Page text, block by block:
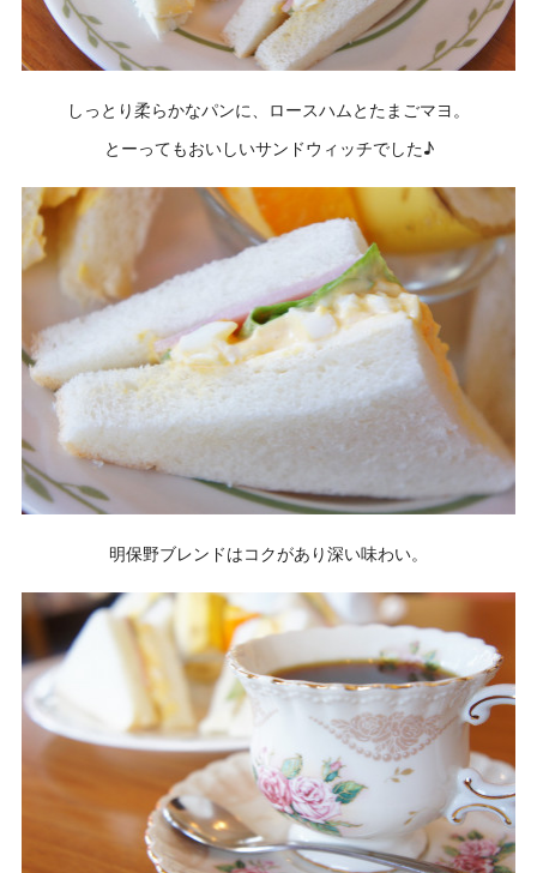
しっとり柔らかなパンに、ロースハムとたまごマヨ。
とーってもおいしいサンドウィッチでした♪
明保野ブレンドはコクがあり深い味わい。